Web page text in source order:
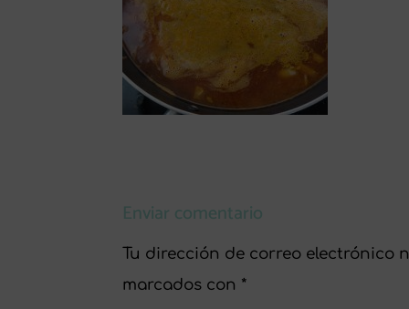
Enviar comentario
Tu dirección de correo electrónico
marcados con *